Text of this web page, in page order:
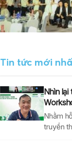
Tin tức mới
Nhìn
Nhằm
truyền